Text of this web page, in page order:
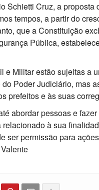
Schietti Cruz, a proposta
tempos, a partir do
que a Constituição
Pública,
Militar estão sujeitas a
Poder Judiciário, mas
prefeitos e às suas
abordar pessoas e
à sua
ser permissão para